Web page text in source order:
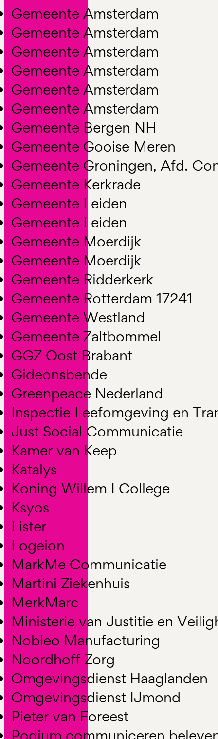
Gemeente Amsterdam
Gemeente Amsterdam
Gemeente Amsterdam
Gemeente Amsterdam
Gemeente Amsterdam
Gemeente Amsterdam
Gemeente Bergen NH
Gemeente Gooise Meren
Gemeente Groningen, Afd.
Gemeente Kerkrade
Gemeente Leiden
Gemeente Leiden
Gemeente Moerdijk
Gemeente Moerdijk
Gemeente Ridderkerk
Gemeente Rotterdam 17241
Gemeente Westland
Gemeente Zaltbommel
GGZ Oost Brabant
Gideonsbende
Greenpeace Nederland
Inspectie Leefomgeving en
Just Social Communicatie
Kamer van Keep
Katalys
Koning Willem I College
Ksyos
Lister
Logeion
MarkMe Communicatie
Martini Ziekenhuis
MerkMarc
Ministerie van Justitie en
Nobleo Manufacturing
Noordhoff Zorg
Omgevingsdienst Haaglanden
Omgevingsdienst IJmond
Pieter van Foreest